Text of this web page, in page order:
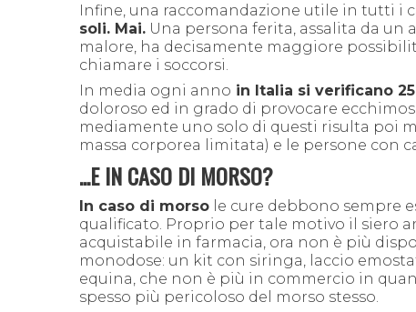
Infine, una raccomandazione utile in tutti i
soli. Mai. Una persona ferita, assalita da
malore, ha decisamente maggiore
chiamare i soccorsi.
In media ogni anno in Italia si verificano
doloroso ed in grado di provocare
mediamente uno solo di questi risulta poi
massa corporea limitata) e le persone con
...E IN CASO DI MORSO?
In caso di morso le cure debbono sempre
qualificato. Proprio per tale motivo il siero
acquistabile in farmacia, ora non è più
monodose: un kit con siringa, laccio
equina, che non è più in commercio in
spesso più pericoloso del morso stesso.